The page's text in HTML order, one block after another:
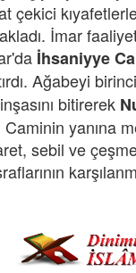
çekici
İmar
İhsaniyye
Ağabeyi
bitirerek
Caminin yanına
sebil ve